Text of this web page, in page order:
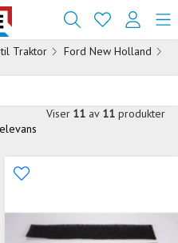
Traktor
Ford New Holland
Viser 11 av 11 produkter